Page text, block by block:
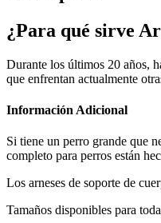
¿Para qué sirve
Durante los últimos 20 años,
que enfrentan actualmente
Información Adicional
Si tiene un perro grande que
completo para perros están
Los arneses de soporte de
Tamaños disponibles para